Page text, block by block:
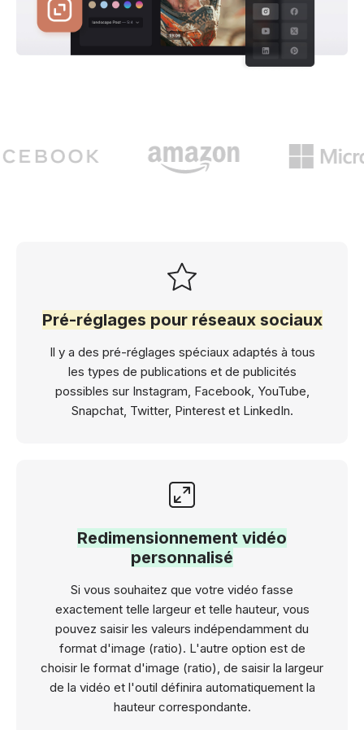
Pré-réglages pour réseaux sociaux
Il y a des pré-réglages spéciaux adaptés à tous
les types de publications et de publicités
possibles sur Instagram, Facebook, YouTube,
Snapchat, Twitter, Pinterest et LinkedIn.
Redimensionnement vidéo
personnalisé
Si vous souhaitez que votre vidéo fasse
exactement telle largeur et telle hauteur, vous
pouvez saisir les valeurs indépendamment du
format d'image (ratio). L'autre option est de
choisir le format d'image (ratio), de saisir la largeur
de la vidéo et l'outil définira automatiquement la
hauteur correspondante.